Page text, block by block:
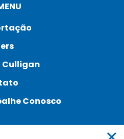
Culligan
Conosco